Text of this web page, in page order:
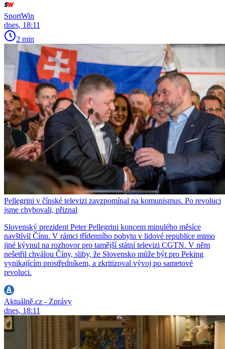
SportWin
dnes, 18:11
2 min
Pellegrini v čínské televizi zavzpomínal na komunismus. Po revoluci
jsme chybovali, přiznal
Slovenský prezident Peter Pellegrini koncem minulého měsíce
navštívil Čínu. V rámci třídenního pobytu v lidové republice mimo
jiné kývnul na rozhovor pro tamější státní televizi CGTN. V něm
nešetřil chválou Číny, sliby, že Slovensko může být pro Peking
vynikajícím prostředníkem, a zkritizoval vývoj po sametové
revoluci.
Aktuálně.cz - Zprávy
dnes, 18:11